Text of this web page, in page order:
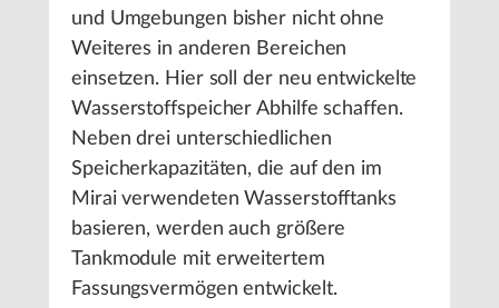
und Umgebungen bisher nicht ohne
Weiteres in anderen Bereichen
einsetzen. Hier soll der neu entwickelte
Wasserstoffspeicher Abhilfe schaffen.
Neben drei unterschiedlichen
Speicherkapazitäten, die auf den im
Mirai verwendeten Wasserstofftanks
basieren, werden auch größere
Tankmodule mit erweitertem
Fassungsvermögen entwickelt.